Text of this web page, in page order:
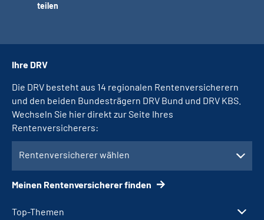
teilen
Top-Themen
Ihre DRV
Die DRV besteht aus 14 regionalen Rentenversicherern
und den beiden Bundesträgern DRV Bund und DRV KBS.
Wechseln Sie hier direkt zur Seite Ihres
Rentenversicherers:
Rentenversicherer wählen
Meinen Rentenversicherer finden